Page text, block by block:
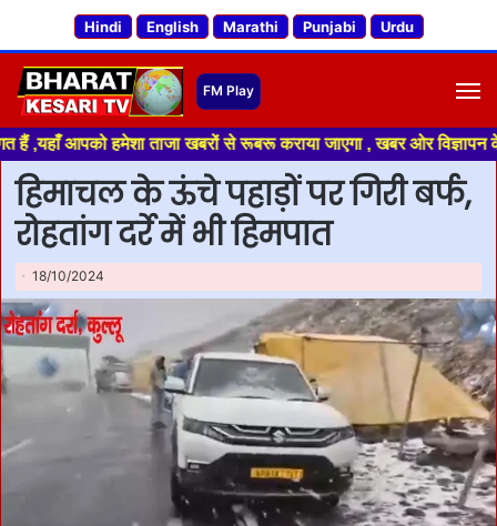
Hindi English Marathi Punjabi Urdu
हमेशा ताजा खबरों से रूबरू कराया जाएगा , खबर ओर विज्ञापन के
हिमाचल के ऊंचे पहाड़ों पर गिरी बर्फ,
रोहतांग दर्रे में भी हिमपात
18/10/2024